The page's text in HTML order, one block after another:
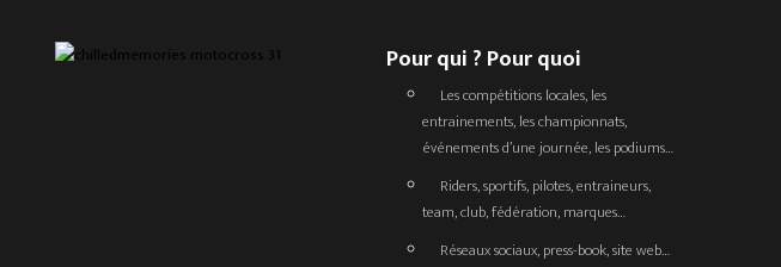
Pour qui ? Pour quoi
Les compétitions locales, les
entrainements, les championnats,
événements d’une journée, les podiums…
Riders, sportifs, pilotes, entraineurs,
team, club, fédération, marques…
Réseaux sociaux, press-book, site web…